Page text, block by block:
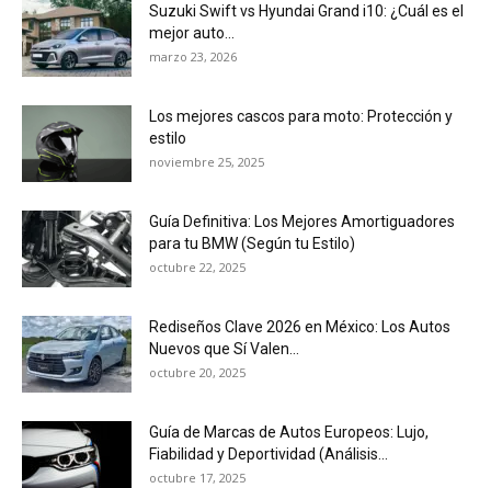
Suzuki Swift vs Hyundai Grand i10: ¿Cuál es el
mejor auto...
marzo 23, 2026
Los mejores cascos para moto: Protección y
estilo
noviembre 25, 2025
Guía Definitiva: Los Mejores Amortiguadores
para tu BMW (Según tu Estilo)
octubre 22, 2025
Rediseños Clave 2026 en México: Los Autos
Nuevos que Sí Valen...
octubre 20, 2025
Guía de Marcas de Autos Europeos: Lujo,
Fiabilidad y Deportividad (Análisis...
octubre 17, 2025